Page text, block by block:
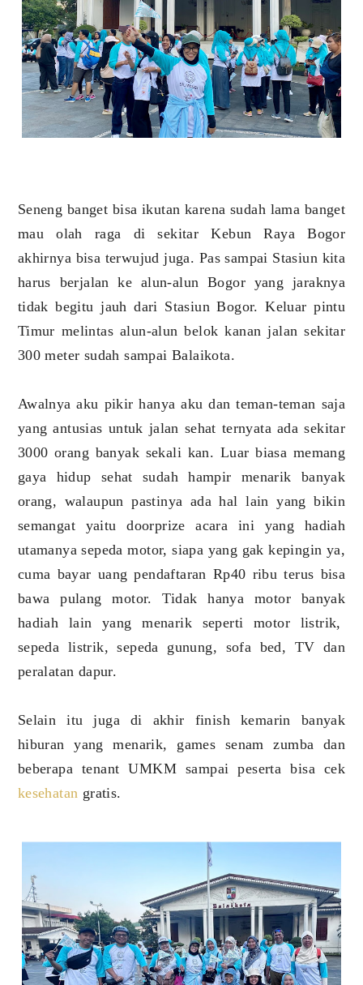
Seneng banget bisa ikutan karena sudah lama banget
mau olah raga di sekitar Kebun Raya Bogor
akhirnya bisa terwujud juga. Pas sampai Stasiun kita
harus berjalan ke alun-alun Bogor yang jaraknya
tidak begitu jauh dari Stasiun Bogor. Keluar pintu
Timur melintas alun-alun belok kanan jalan sekitar
300 meter sudah sampai Balaikota.
Awalnya aku pikir hanya aku dan teman-teman saja
yang antusias untuk jalan sehat ternyata ada sekitar
3000 orang banyak sekali kan. Luar biasa memang
gaya hidup sehat sudah hampir menarik banyak
orang, walaupun pastinya ada hal lain yang bikin
semangat yaitu doorprize acara ini yang hadiah
utamanya sepeda motor, siapa yang gak kepingin ya,
cuma bayar uang pendaftaran Rp40 ribu terus bisa
bawa pulang motor. Tidak hanya motor banyak
hadiah lain yang menarik seperti motor listrik,
sepeda listrik, sepeda gunung, sofa bed, TV dan
peralatan dapur.
Selain itu juga di akhir finish kemarin banyak
hiburan yang menarik, games senam zumba dan
beberapa tenant UMKM sampai peserta bisa cek
kesehatan gratis.